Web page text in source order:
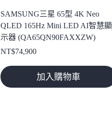
SAMSUNG三星 65型 4K Neo
QLED 165Hz Mini LED AI智慧顯
示器 (QA65QN90FAXXZW)
NT$74,900
加入購物車